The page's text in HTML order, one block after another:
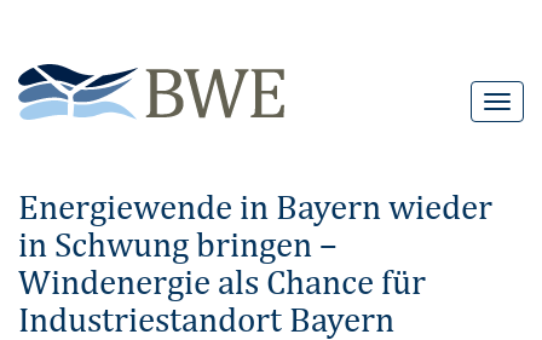
T
Energiewende in Bayern wieder
in Schwung bringen –
Windenergie als Chance für
Industriestandort Bayern